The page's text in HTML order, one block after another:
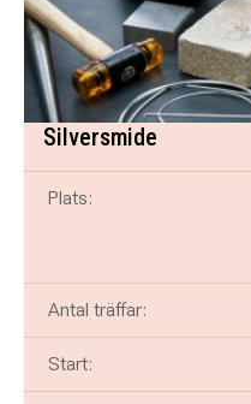
Silversmide
Plats:
Antal träffar:
Start: